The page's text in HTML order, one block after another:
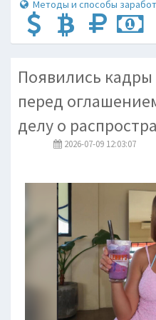
Методы и способы
Появились
перед
делу о
2026-07-09 12:03:07